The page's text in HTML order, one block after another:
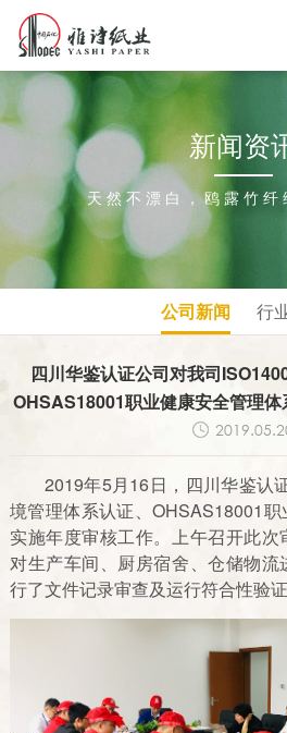
新闻资
天然不漂白，鸥露竹纤
公司新闻 行
四川华鉴认证公司对我司
OHSAS18001职业健康安全管理
2019年5月16日，四川华鉴认
境管理体系认证、OHSAS18001
实施年度审核工作。上午召开此
对生产车间、厨房宿舍、仓储物
行了文件记录审查及运行符合性验